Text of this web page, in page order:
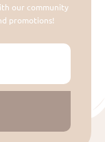
our community
promotions!